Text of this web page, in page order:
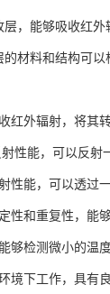
，能够吸收红
材料和结构可以
外辐射，将其
性能，可以反射
能，可以透过
和重复性，能
检测微小的温
境下工作，具有